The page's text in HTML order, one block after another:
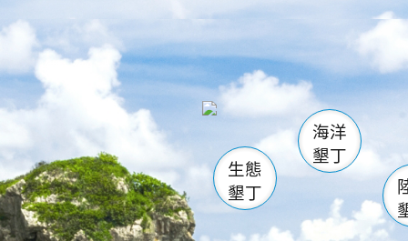
龜山 海生館
恆春
龍鑾潭自
瓊麻館
關山
白砂
生態
墾丁
海洋
墾丁